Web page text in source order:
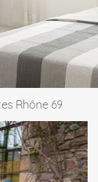
Rhône 69